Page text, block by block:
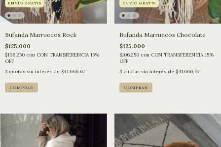
ENVÍO GRATIS
Bufanda Marruecos Rock
$125.000
$106.250 con CON TRANSFERENCIA 15%
OFF
3 cuotas sin interés de $41.666,67
ENVÍO GRATIS
Bufanda Marruecos Chocolate
$125.000
$106.250 con CON TRANSFERENCIA 15%
OFF
3 cuotas sin interés de $41.666,67